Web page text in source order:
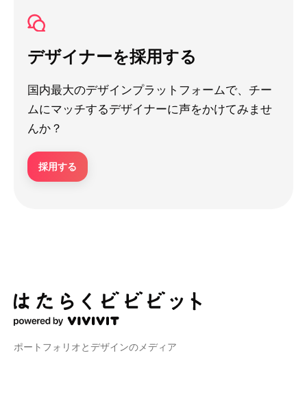
デザイナーを採用する
国内最大のデザインプラットフォームで、チー
ムにマッチするデザイナーに声をかけてみませ
んか？
採用する
ポートフォリオとデザインのメディア